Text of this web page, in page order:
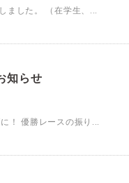
ました。 （在学生、...
知らせ
！ 優勝レースの振り...